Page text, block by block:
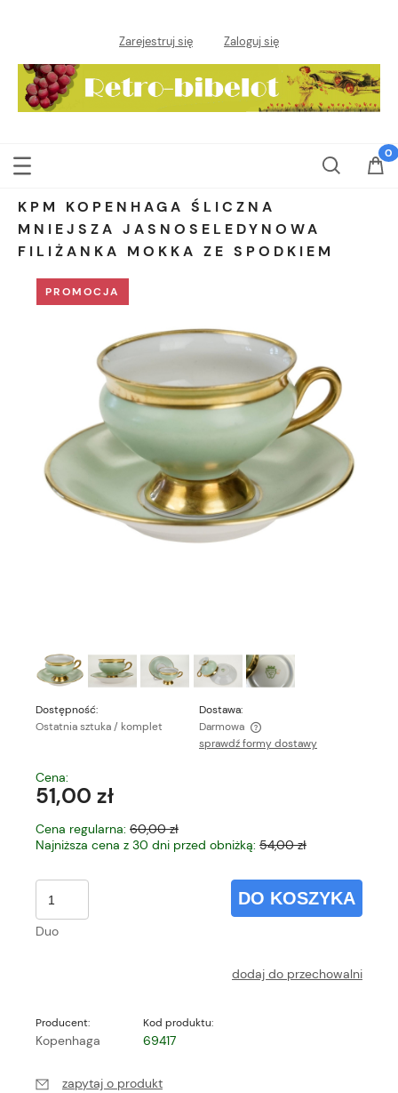
Zarejestruj się Zaloguj się
KPM KOPENHAGA ŚLICZNA
MNIEJSZA JASNOSELEDYNOWA
FILIŻANKA MOKKA ZE SPODKIEM
PROMOCJA
Dostępność:
Ostatnia sztuka / komplet
Dostawa:
Darmowa
Cena nie zawiera ewentualnych kosztów płatności
sprawdź formy dostawy
Cena:
51,00 zł
Cena regularna: 60,00 zł
Najniższa cena z 30 dni przed obniżką: 54,00 zł
Duo
DO KOSZYKA
dodaj do przechowalni
Producent:
Kopenhaga
Kod produktu:
69417
zapytaj o produkt